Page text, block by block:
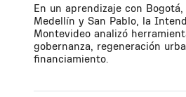
En un aprendizaje con
Medellín y San Pablo, la
Montevideo analizó
gobernanza, regeneración
financiamiento.